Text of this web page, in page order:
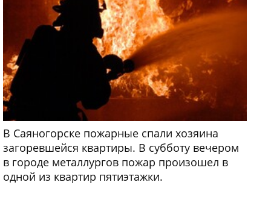
В Саяногорске пожарные спали хозяина
загоревшейся квартиры. В субботу вечером
в городе металлургов пожар произошел в
одной из квартир пятиэтажки.